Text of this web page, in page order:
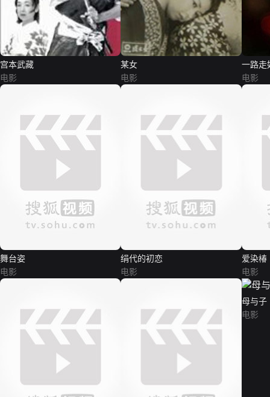
宫本武藏
电影
某女
电影
一路走
电影
舞台姿
电影
绢代的初恋
电影
爱染椿
电影
母与子
电影